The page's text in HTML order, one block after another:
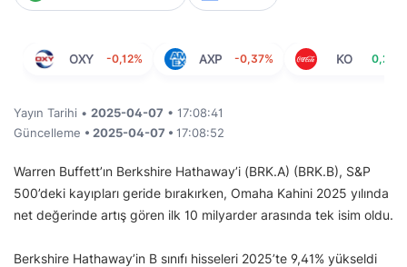
OXY -0,12% AXP -0,37% KO 0,29%
Yayın Tarihi • 2025-04-07 • 17:08:41
Güncelleme • 2025-04-07 • 17:08:52
Warren Buffett’ın Berkshire Hathaway’i (BRK.A) (BRK.B), S&P
500’deki kayıpları geride bırakırken, Omaha Kahini 2025 yılında
net değerinde artış gören ilk 10 milyarder arasında tek isim oldu.
Berkshire Hathaway’in B sınıfı hisseleri 2025’te 9,41% yükseldi